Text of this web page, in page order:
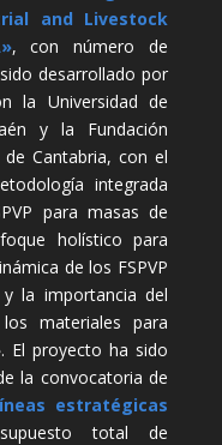
and Livestock
, con número de
desarrollado por
la Universidad de
y la Fundación
Cantabria, con el
integrada
para masas de
holístico para
de los FSPVP
la importancia del
materiales para
El proyecto ha sido
la convocatoria de
estratégicas
total de